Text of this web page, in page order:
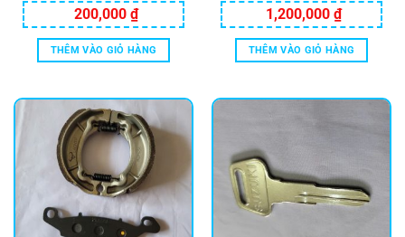
200,000 ₫
THÊM VÀO GIỎ HÀNG
1,200,000 ₫
THÊM VÀO GIỎ HÀNG